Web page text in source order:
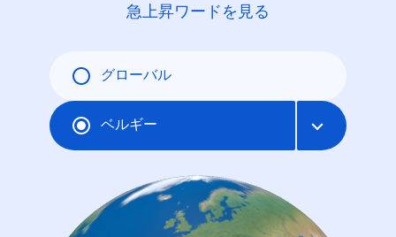
急上昇ワードを見る
グローバル
ベルギー